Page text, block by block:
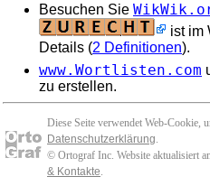
Besuchen Sie
ist im
Details (2 Definitionen).
www.Wortlisten.com
zu erstellen.
Diese Seite verwendet Web-Cookie,
Datenschutzerklärung.
© Ortograf Inc. Website aktualisiert
& Kontakte.